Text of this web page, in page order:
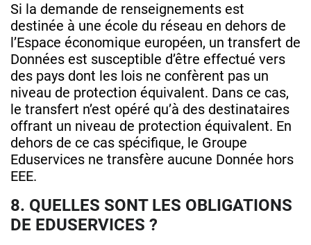
Si la demande de renseignements est
destinée à une école du réseau en dehors de
l’Espace économique européen, un transfert de
Données est susceptible d’être effectué vers
des pays dont les lois ne confèrent pas un
niveau de protection équivalent. Dans ce cas,
le transfert n’est opéré qu’à des destinataires
offrant un niveau de protection équivalent. En
dehors de ce cas spécifique, le Groupe
Eduservices ne transfère aucune Donnée hors
EEE.
8. QUELLES SONT LES OBLIGATIONS
DE EDUSERVICES ?